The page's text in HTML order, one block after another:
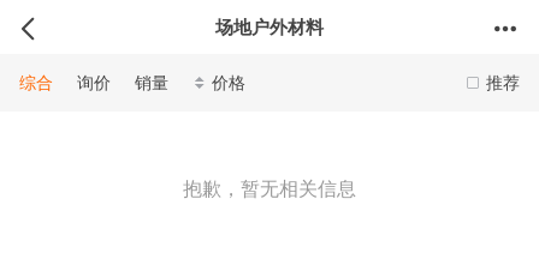
场地户外材料
推荐
综合 询价 销量 价格
抱歉，暂无相关信息